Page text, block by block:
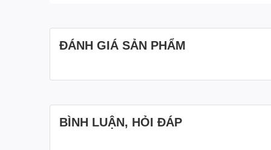
Kích thước: 420.35 x 552.64 x 171.0mm
ĐÁNH GIÁ SẢN PHẨM
BÌNH LUẬN, HỎI ĐÁP